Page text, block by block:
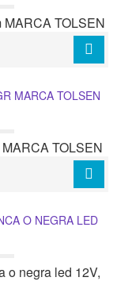
TOLSEN
MARCA TOLSEN
TOLSEN
O NEGRA LED
o negra led 12V,